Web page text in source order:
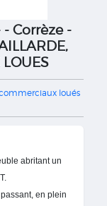
Corrèze -
loués
abritant un
en plein